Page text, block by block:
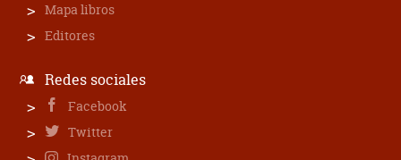
Mapa libros
Editores
Redes sociales
Facebook
Twitter